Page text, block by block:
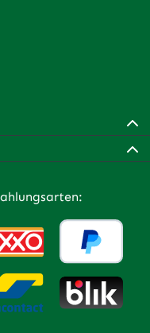
in neuem Tab
öffnet in neuem Tab
LinkedIn – öffnet in
inspirieren – öffnet
uns auf Xing – öffnet
Videos auf YouTube